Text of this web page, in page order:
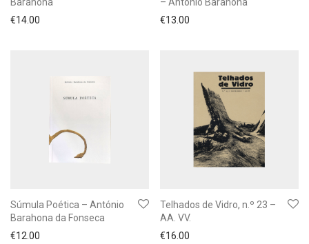
€14.00
€13.00
Súmula Poética – António
Barahona da Fonseca
€12.00
Telhados de Vidro, n.º 23 –
AA. VV.
€16.00